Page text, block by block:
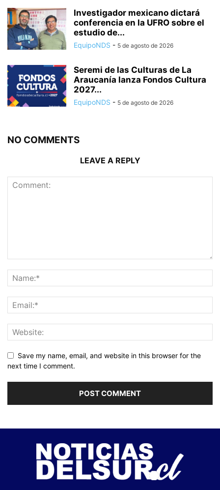
Investigador mexicano dictará
conferencia en la UFRO sobre el
estudio de...
EquipoNDS - 5 de agosto de 2026
Seremi de las Culturas de La
Araucanía lanza Fondos Cultura
2027...
EquipoNDS - 5 de agosto de 2026
NO COMMENTS
LEAVE A REPLY
Save my name, email, and website in this browser for the
next time I comment.